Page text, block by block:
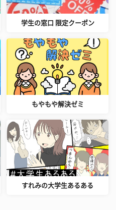
学生の窓口 限定クーポン
もやもや解決ゼミ
すれみの大学生あるある